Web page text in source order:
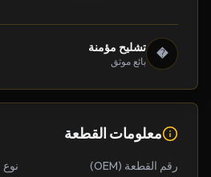
� تشليح مؤمنة
بائع موثق
معلومات القطعة
رقم القطعة (OEM)